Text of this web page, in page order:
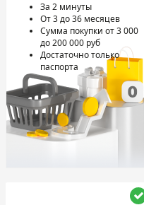
За 2 минуты
От 3 до 36 месяцев
Сумма покупки от 3 000
до 200 000 руб
Достаточно только
паспорта